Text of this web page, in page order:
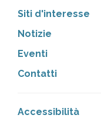
Siti d'interesse
Notizie
Eventi
Contatti
Accessibilità